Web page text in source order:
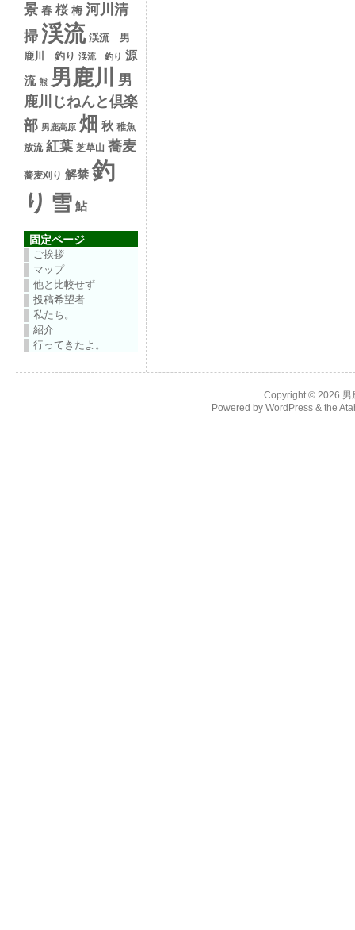
景 春 桜 梅 河川清
掃渓流 渓流 男
鹿川 釣り 渓流 釣り 源
流 熊 男鹿川
男
鹿川じねんと倶楽
部 男鹿高原 畑 秋 稚魚
放流 紅葉 芝草山 蕎麦
蕎麦刈り 解禁 釣
り 雪 鮎
固定ページ
ご挨拶
マップ
他と比較せず
投稿希望者
私たち。
紹介
行ってきたよ。
Copyright © 2026 男
Powered by WordPress & the